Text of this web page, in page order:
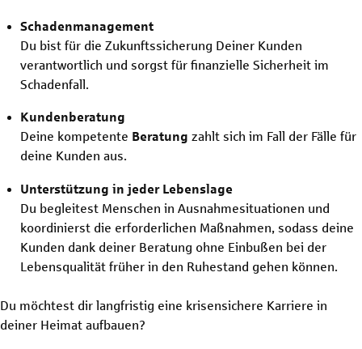
Schadenmanagement
Du bist für die Zukunftssicherung Deiner Kunden
verantwortlich und sorgst für finanzielle Sicherheit im
Schadenfall.
Kundenberatung
Deine kompetente Beratungzahlt sich im Fall der Fälle für
deine Kunden aus.
Unterstützung in jeder Lebenslage
Du begleitest Menschen in Ausnahmesituationen und
koordinierst die erforderlichen Maßnahmen, sodass deine
Kunden dank deiner Beratung ohne Einbußen bei der
Lebensqualität früher in den Ruhestand gehen können.
Du möchtest dir langfristig eine krisensichere Karriere in
deiner Heimat aufbauen?